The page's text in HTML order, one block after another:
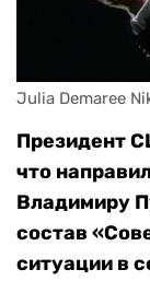
Julia Demaree
Президент
что
Владимиру
состав
ситуации в